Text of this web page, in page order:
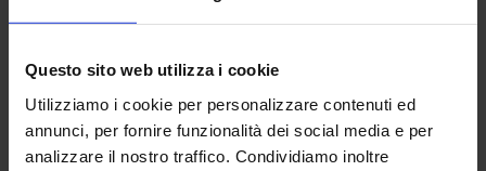
Questo sito web utilizza i cookie
Utilizziamo i cookie per personalizzare contenuti ed
annunci, per fornire funzionalità dei social media e per
analizzare il nostro traffico. Condividiamo inoltre
Cartografía: esencial
Lámpara: LED